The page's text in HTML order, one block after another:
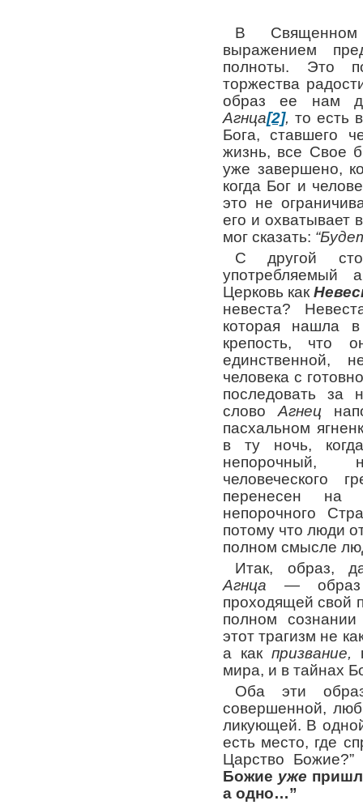
В Священном
выражением
полноты. Это
торжества
образ ее нам
Агнца[2], то есть
Бога, ставшего
жизнь, все Свое
уже завершено,
когда Бог и
это не
его и охватывает
мог сказать:
С другой
употребляемый
Церковь как
невеста?
которая нашла
крепость, что
единственной,
человека с
последовать
слово Агнец
пасхальном
в ту ночь,
непорочный,
человеческого
перенесен на
непорочного
потому что люди
полном смысле
Итак, образ,
Агнца —
проходящей свой
полном
этот трагизм не
а как призвание,
мира, и в тайнах
Оба эти
совершенной,
ликующей. В
есть место, где
Царство
Божие уже
а одно…”